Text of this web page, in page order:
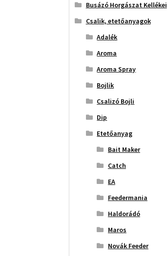
Busázó Horgászat Kellékei
Csalik, etetőanyagok
Adalék
Aroma
Aroma Spray
Bojlik
Csalizó Bojli
Dip
Etetőanyag
Bait Maker
Catch
EA
Feedermania
Haldorádó
Maros
Novák Feeder